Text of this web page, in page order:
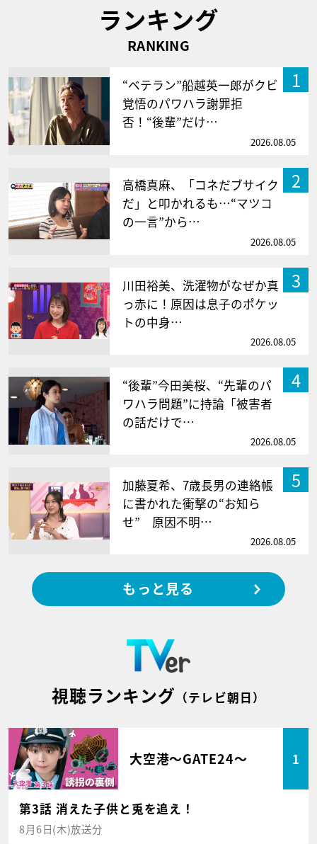
ランキング
RANKING
1
“ベテラン”船越英一郎がクビ
覚悟のパワハラ謝罪拒
否！“後輩”だけ…
2026.08.05
2
高橋真麻、「コネだブサイク
だ」と叩かれるも…“マツコ
の一言”から…
2026.08.05
3
川田裕美、洗濯物がなぜか真
っ赤に！原因は息子のポケッ
トの中身…
2026.08.05
4
“後輩”今田美桜、“先輩のパ
ワハラ問題”に持論「被害者
の話だけで…
2026.08.05
5
加藤夏希、7歳長男の連絡帳
に書かれた衝撃の“お知ら
せ” 原因不明…
2026.08.05
もっと見る
視聴ランキング （テレビ朝日）
大空港～GATE24～ 1
第3話 消えた子供と兎を追え！
8月6日(木)放送分